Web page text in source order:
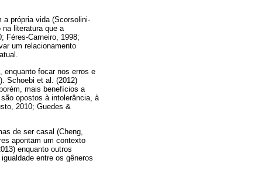
própria vida (Scorsolini-
literatura que a
Féres-Carneiro, 1998;
um relacionamento
enquanto focar nos erros e
Schoebi et al. (2012)
mais benefícios a
opostos à intolerância, à
2010; Guedes &
de ser casal (Cheng,
apontam um contexto
enquanto outros
entre os gêneros